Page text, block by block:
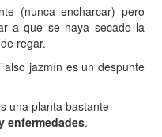
(nunca encharcar) pero
a que se haya secado la
regar.
jazmín es un despunte
una planta bastante
enfermedades.